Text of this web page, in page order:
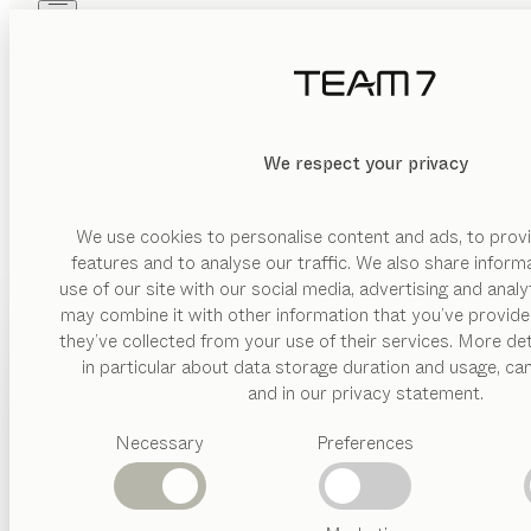
We respect your privacy
We use cookies to personalise content and ads, to
features and to analyse our traffic. We also share
use of our site with our social media, advertising and
may combine it with other information that you’ve
they’ve collected from your use of their services. More
in particular about data storage duration and usage,
and in our privacy statement.
Necessary
Preferences
Tables
Cuisines
Rayonnages
Lits
PRODUITS
QUI SOMMES-NOUS
REVENDEUR
Dans notre espace presse, vous trouverez des
Immergez-vous dans l’univers de
GESK |